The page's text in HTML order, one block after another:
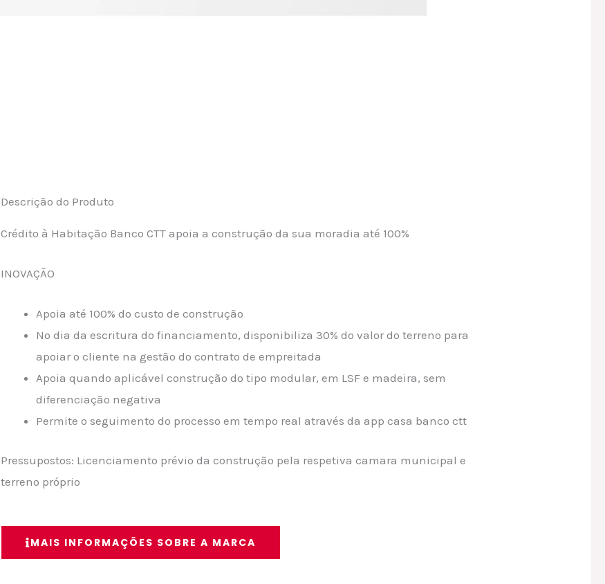
Descrição do Produto
Crédito à Habitação Banco CTT apoia a construção da sua moradia até 100%
INOVAÇÃO
Apoia até 100% do custo de construção
No dia da escritura do financiamento, disponibiliza 30% do valor do terreno para
apoiar o cliente na gestão do contrato de empreitada
Apoia quando aplicável construção do tipo modular, em LSF e madeira, sem
diferenciação negativa
Permite o seguimento do processo em tempo real através da app casa banco ctt
Pressupostos: Licenciamento prévio da construção pela respetiva camara municipal e
terreno próprio
MAIS INFORMAÇÕES SOBRE A MARCA